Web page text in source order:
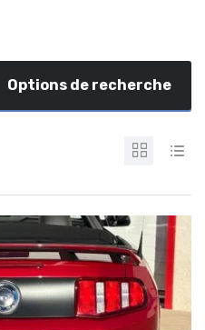
Options de recherche